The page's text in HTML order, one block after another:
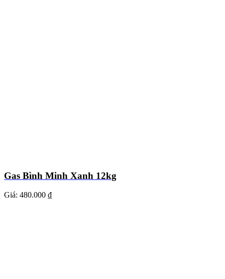
Gas Bình Minh Xanh 12kg
Giá: 480.000 ₫